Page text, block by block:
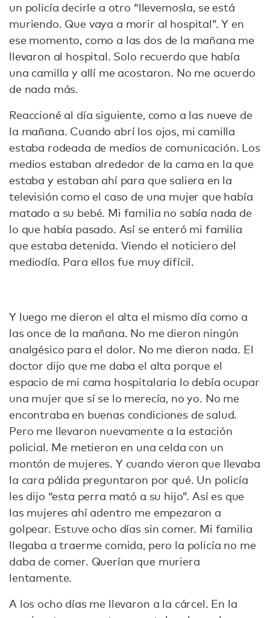
un policía decirle a otro “llevemosla, se está
muriendo. Que vaya a morir al hospital”. Y en
ese momento, como a las dos de la mañana me
llevaron al hospital. Solo recuerdo que había
una camilla y allí me acostaron. No me acuerdo
de nada más.
Reaccioné al día siguiente, como a las nueve de
la mañana. Cuando abrí los ojos, mi camilla
estaba rodeada de medios de comunicación. Los
medios estaban alrededor de la cama en la que
estaba y estaban ahí para que saliera en la
televisión como el caso de una mujer que había
matado a su bebé. Mi familia no sabía nada de
lo que había pasado. Así se enteró mi familia
que estaba detenida. Viendo el noticiero del
mediodía. Para ellos fue muy difícil.
Y luego me dieron el alta el mismo día como a
las once de la mañana. No me dieron ningún
analgésico para el dolor. No me dieron nada. El
doctor dijo que me daba el alta porque el
espacio de mi cama hospitalaria lo debía ocupar
una mujer que sí se lo merecía, no yo. No me
encontraba en buenas condiciones de salud.
Pero me llevaron nuevamente a la estación
policial. Me metieron en una celda con un
montón de mujeres. Y cuando vieron que llevaba
la cara pálida preguntaron por qué. Un policía
les dijo “esta perra mató a su hijo”. Así es que
las mujeres ahí adentro me empezaron a
golpear. Estuve ocho días sin comer. Mi familia
llegaba a traerme comida, pero la policía no me
daba de comer. Querían que muriera
lentamente.
A los ocho días me llevaron a la cárcel. En la